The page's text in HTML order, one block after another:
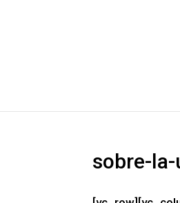
sobre-la-